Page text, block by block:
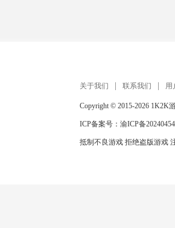
关于我们 联系我们 用
Copyright © 2015-2026 1K2K
ICP备案号： 渝ICP备
抵制不良游戏 拒绝盗版游戏